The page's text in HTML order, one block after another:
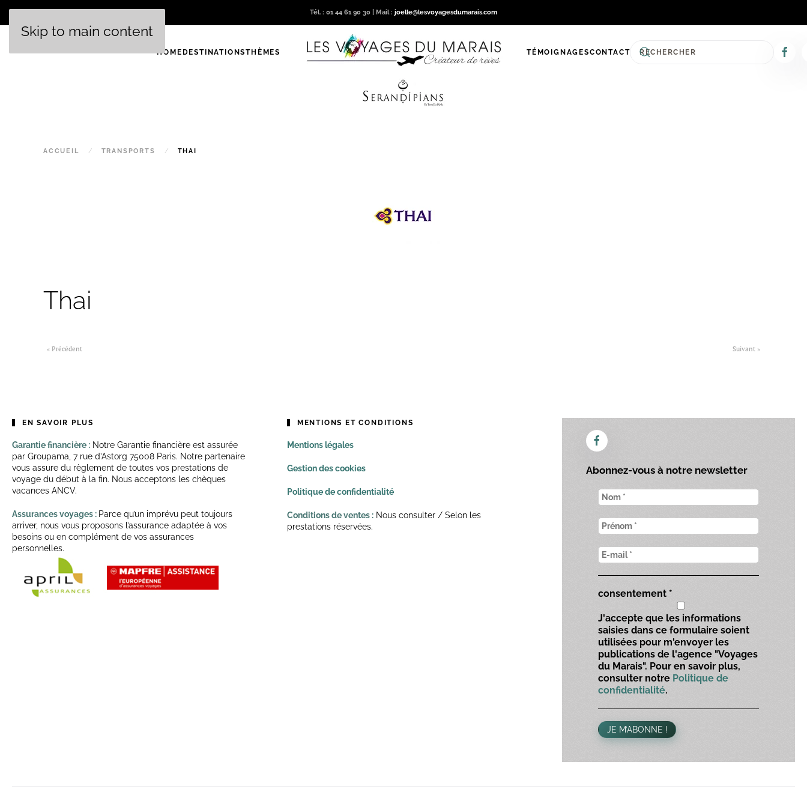
Skip to main content
Tél. : 01 44 61 90 30 | Mail : joelle@lesvoyagesdumarais.com
HOME DESTINATIONSTHÈMES TÉMOIGNAGESCONTACT
ACCUEIL TRANSPORTS THAI
Thai
« Précédent Suivant »
EN SAVOIR PLUS
Garantie financière : Notre Garantie financière est assurée
par Groupama, 7 rue d’Astorg 75008 Paris. Notre partenaire
vous assure du règlement de toutes vos prestations de
voyage du début à la fin. Nous acceptons les chèques
vacances ANCV.
Assurances voyages : Parce qu’un imprévu peut toujours
arriver, nous vous proposons l’assurance adaptée à vos
besoins ou en complément de vos assurances
personnelles.
MENTIONS ET CONDITIONS
Mentions légales
Gestion des cookies
Politique de confidentialité
Conditions de ventes : Nous consulter / Selon les
prestations réservées.
Abonnez-vous à notre newsletter
consentement *
J'accepte que les informations
saisies dans ce formulaire soient
utilisées pour m'envoyer les
publications de l'agence "Voyages
du Marais". Pour en savoir plus,
consulter notre Politique de
confidentialité.